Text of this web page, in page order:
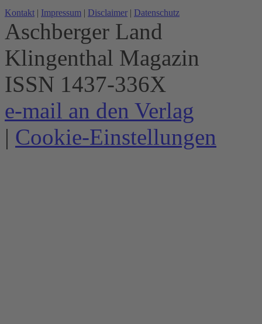
Kontakt | Impressum | Disclaimer | Datenschutz
Aschberger Land
Klingenthal Magazin
ISSN 1437-336X
e-mail an den Verlag
| Cookie-Einstellungen